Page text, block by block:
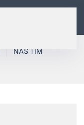
NAŠ TIM